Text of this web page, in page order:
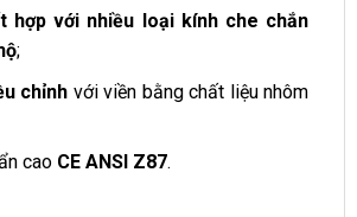
hợp với nhiều loại kính che chắn
;
chỉnh với viền bằng chất liệu nhôm
cao CE ANSI Z87.